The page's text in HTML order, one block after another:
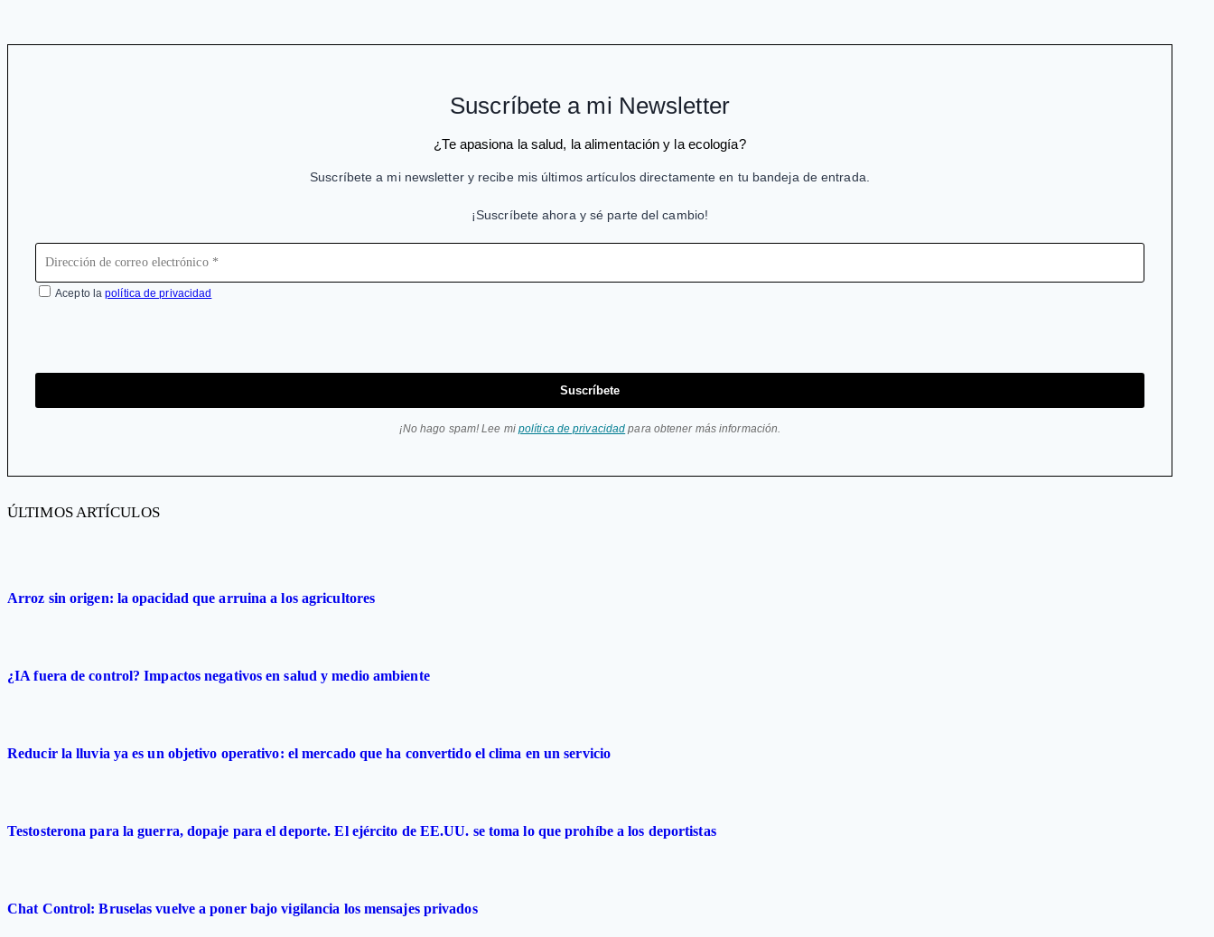
Suscríbete a mi Newsletter
¿Te apasiona la salud, la alimentación y la ecología?
Suscríbete a mi newsletter y recibe mis últimos artículos directamente en tu bandeja de entrada.
¡Suscríbete ahora y sé parte del cambio!
Acepto lapolítica de privacidad
Suscríbete
¡No hago spam! Lee mi política de privacidad para obtener más información.
ÚLTIMOS ARTÍCULOS
Arroz sin origen: la opacidad que arruina a los agricultores
¿IA fuera de control? Impactos negativos en salud y medio ambiente
Reducir la lluvia ya es un objetivo operativo: el mercado que ha convertido el clima en un servicio
Testosterona para la guerra, dopaje para el deporte. El ejército de EE.UU. se toma lo que prohíbe a los deportistas
Chat Control: Bruselas vuelve a poner bajo vigilancia los mensajes privados